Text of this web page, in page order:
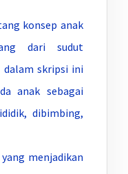
konsep anak
dari sudut
dalam skripsi ini
anak sebagai
dibimbing,
menjadikan